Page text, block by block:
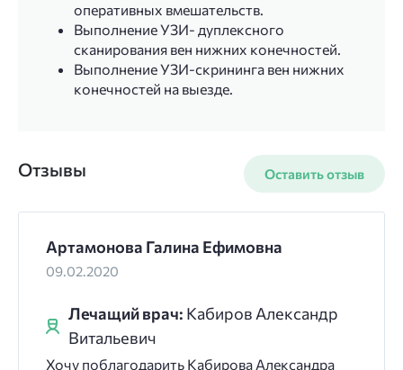
оперативных вмешательств.
Выполнение УЗИ- дуплексного
сканирования вен нижних конечностей.
Выполнение УЗИ-скрининга вен нижних
конечностей на выезде.
Отзывы Оставить отзыв
Артамонова Галина Ефимовна
09.02.2020
Лечащий врач: Кабиров Александр
Витальевич
Хочу поблагодарить Кабирова Александра